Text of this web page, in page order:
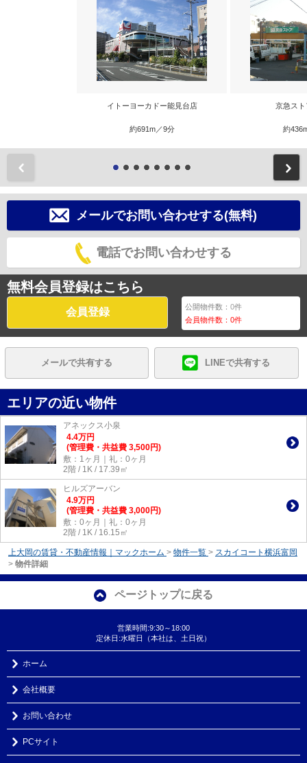
イトーヨーカドー能見台店
約691m／9分
京急ス
約
メールでお問い合わせする(無料)
電話でお問い合わせする
無料会員登録はこちら
会員登録 公開物件数：0件
会員物件数：0件
メールで共有する LINEで共有する
エリアの近い物件
アネックス小泉
4.4万円
(管理費・共益費 3,500円)
敷：1ヶ月｜礼：0ヶ月
2階 / 1K / 17.39㎡
ヒルズアーバン
4.9万円
(管理費・共益費 3,000円)
敷：0ヶ月｜礼：0ヶ月
2階 / 1K / 16.15㎡
上大岡の賃貸・不動産情報｜マックホーム > 物件一覧 > スカイコート横浜富岡
> 物件詳細
ページトップに戻る
営業時間:9:30～18:00
定休日:水曜日（本社は、土日祝）
ホーム
会社概要
お問い合わせ
PCサイト